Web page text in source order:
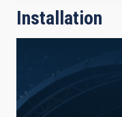
Installation